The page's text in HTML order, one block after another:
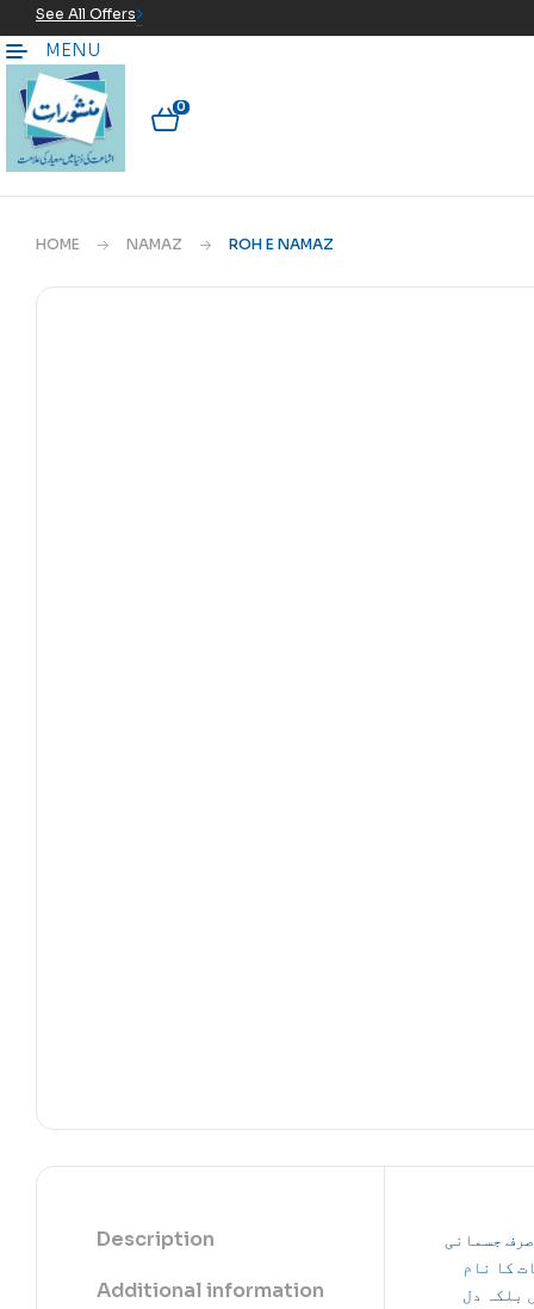
See All Offers
MENU
0
HOME NAMAZ ROH E NAMAZ
Description
Additional information
صرف جسمانی
کا نام
بلکہ دل